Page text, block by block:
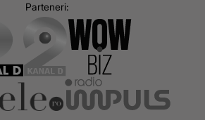
Parteneri: